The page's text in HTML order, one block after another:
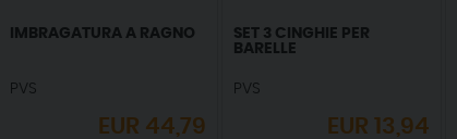
IMBRAGATURA A RAGNO
PVS
EUR 44,79
SET 3 CINGHIE PER
BARELLE
PVS
EUR13,94